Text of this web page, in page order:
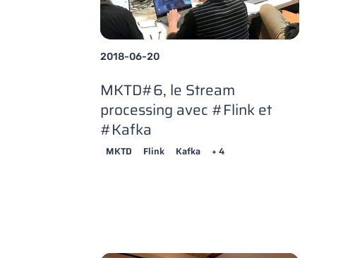
2018-06-20
MKTD#6, le Stream
processing avec #Flink et
#Kafka
MKTD Flink Kafka + 4